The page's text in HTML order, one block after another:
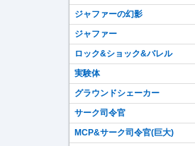
ジャファーの幻影
ジャファー
ロック&ショック&バレル
実験体
グラウンドシェーカー
サーク司令官
MCP&サーク司令官(巨大)